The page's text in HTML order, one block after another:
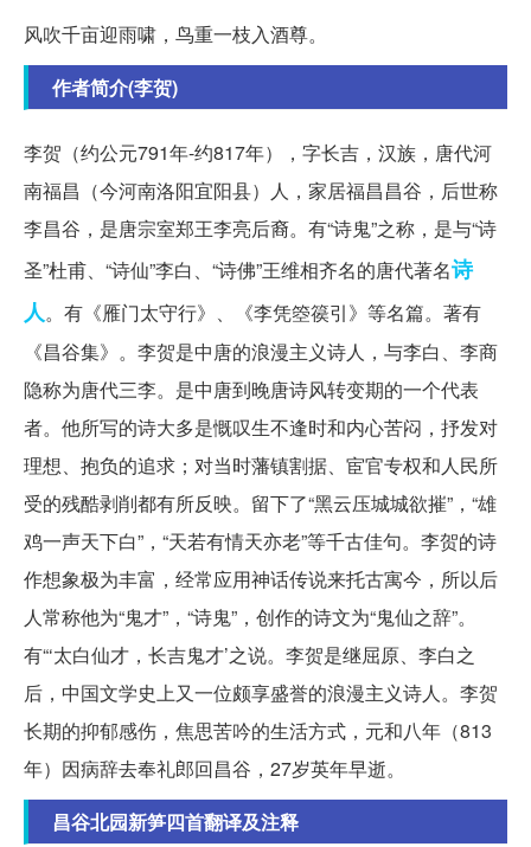
风吹千亩迎雨啸，鸟重一枝入酒尊。
作者简介(李贺)
李贺（约公元791年-约817年），字长吉，汉族，唐代河
南福昌（今河南洛阳宜阳县）人，家居福昌昌谷，后世称
李昌谷，是唐宗室郑王李亮后裔。有“诗鬼”之称，是与“诗
圣”杜甫、“诗仙”李白、“诗佛”王维相齐名的唐代著名诗
人。有《雁门太守行》、《李凭箜篌引》等名篇。著有
《昌谷集》。李贺是中唐的浪漫主义诗人，与李白、李商
隐称为唐代三李。是中唐到晚唐诗风转变期的一个代表
者。他所写的诗大多是慨叹生不逢时和内心苦闷，抒发对
理想、抱负的追求；对当时藩镇割据、宦官专权和人民所
受的残酷剥削都有所反映。留下了“黑云压城城欲摧”，“雄
鸡一声天下白”，“天若有情天亦老”等千古佳句。李贺的诗
作想象极为丰富，经常应用神话传说来托古寓今，所以后
人常称他为“鬼才”，“诗鬼”，创作的诗文为“鬼仙之辞”。
有“‘太白仙才，长吉鬼才’之说。李贺是继屈原、李白之
后，中国文学史上又一位颇享盛誉的浪漫主义诗人。李贺
长期的抑郁感伤，焦思苦吟的生活方式，元和八年（813
年）因病辞去奉礼郎回昌谷，27岁英年早逝。
昌谷北园新笋四首翻译及注释